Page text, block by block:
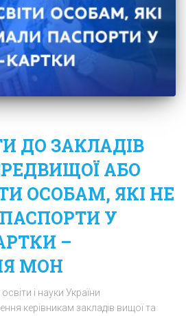
ДО ЗАКЛАДІВ
АБО
ОСОБАМ, ЯКІ НЕ
У
–
МОН
і науки України
керівникам закладів вищої та